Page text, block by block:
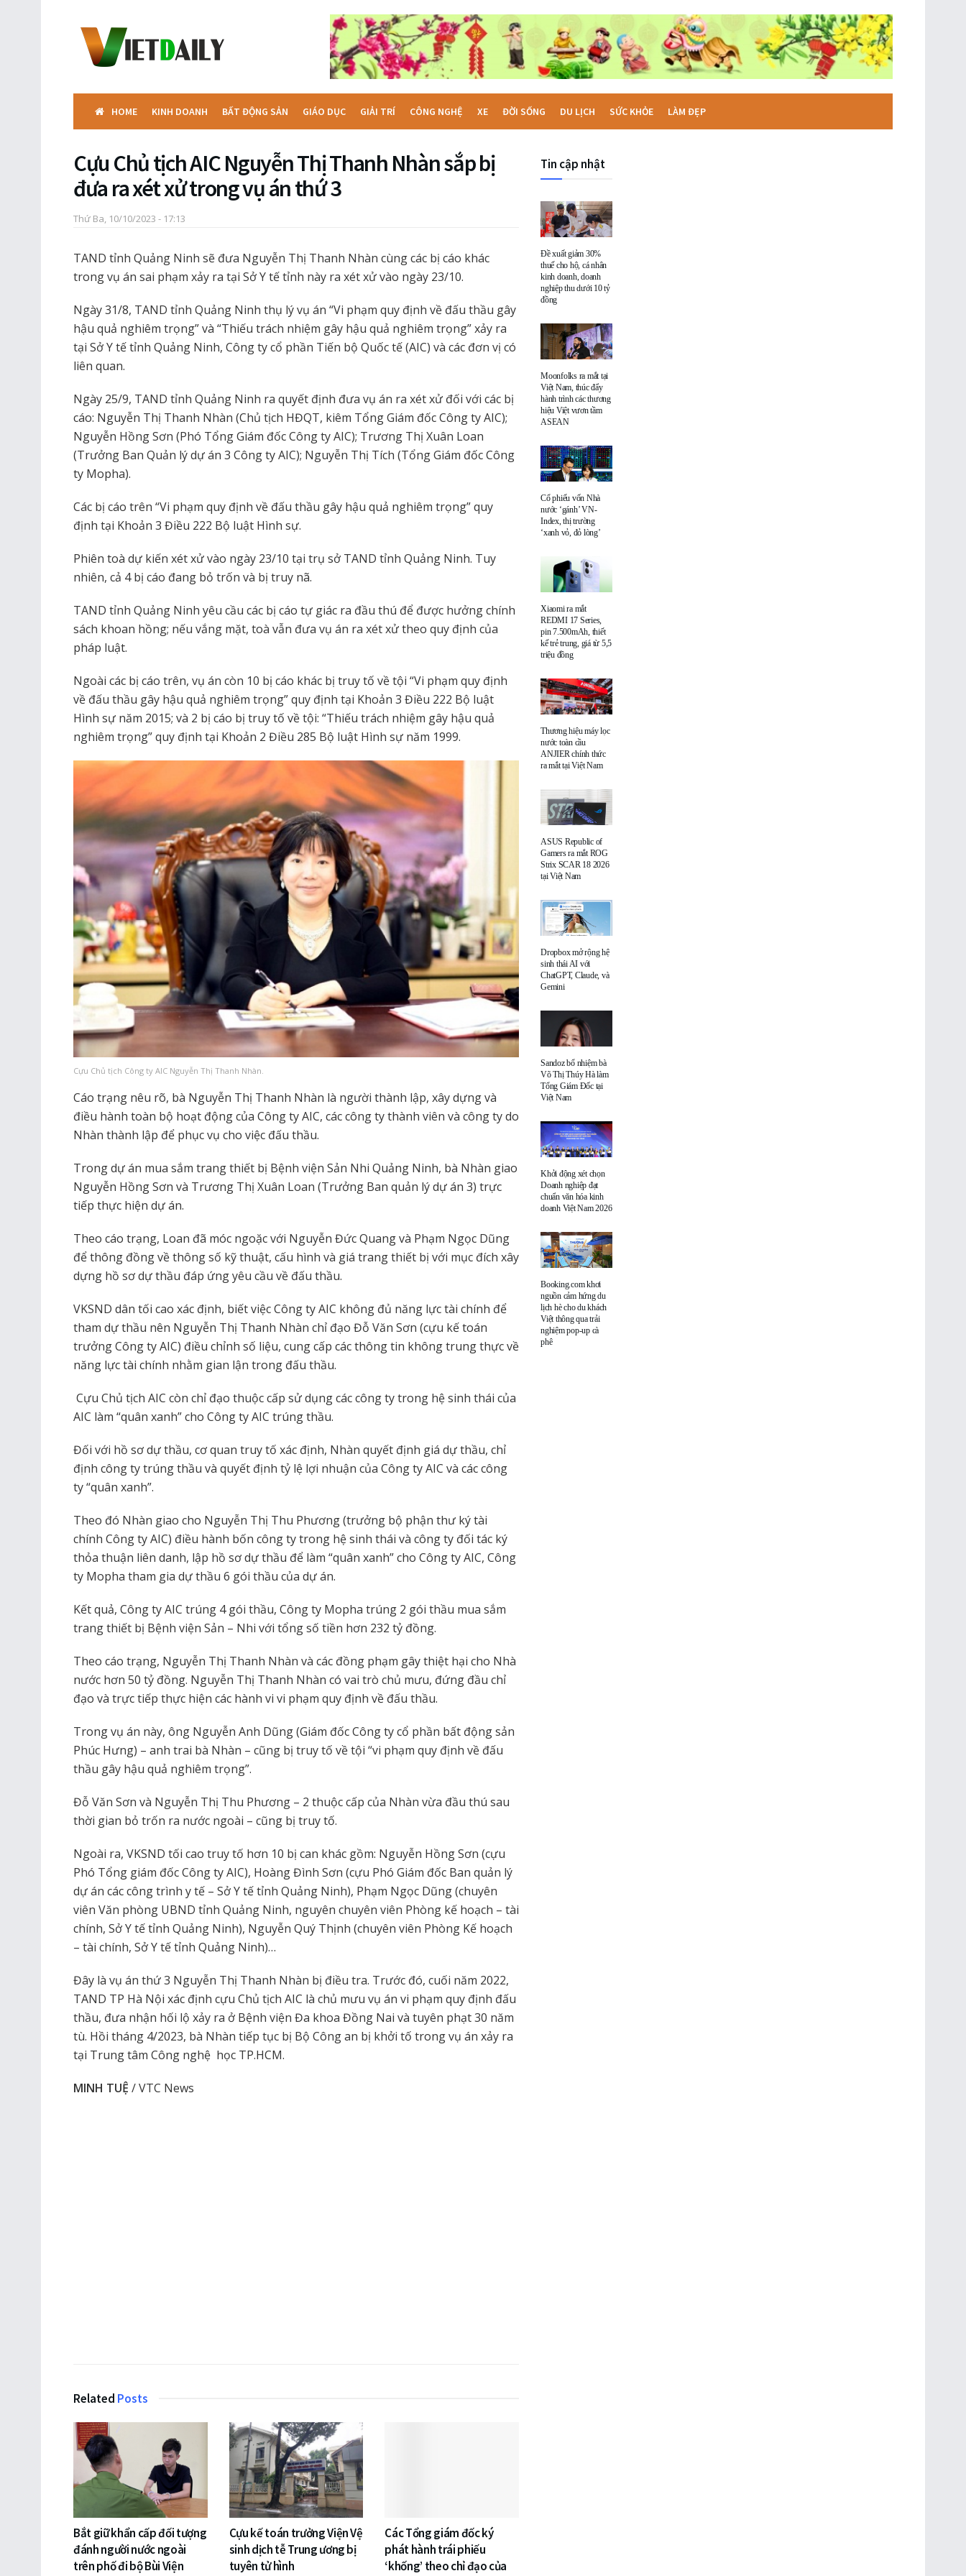
HOME KINH DOANH BẤT ĐỘNG SẢN GIÁO DỤC GIẢI TRÍ CÔNG NGHỆ XE ĐỜI SỐNG DU LỊCH SỨC KHỎE LÀM ĐẸP
Cựu Chủ tịch AIC Nguyễn Thị Thanh Nhàn sắp bị
đưa ra xét xử trong vụ án thứ 3
Thứ Ba, 10/10/2023 - 17:13
TAND tỉnh Quảng Ninh sẽ đưa Nguyễn Thị Thanh Nhàn cùng các bị cáo khác
trong vụ án sai phạm xảy ra tại Sở Y tế tỉnh này ra xét xử vào ngày 23/10.
Ngày 31/8, TAND tỉnh Quảng Ninh thụ lý vụ án “Vi phạm quy định về đấu thầu gây
hậu quả nghiêm trọng” và “Thiếu trách nhiệm gây hậu quả nghiêm trọng” xảy ra
tại Sở Y tế tỉnh Quảng Ninh, Công ty cổ phần Tiến bộ Quốc tế (AIC) và các đơn vị có
liên quan.
Ngày 25/9, TAND tỉnh Quảng Ninh ra quyết định đưa vụ án ra xét xử đối với các bị
cáo: Nguyễn Thị Thanh Nhàn (Chủ tịch HĐQT, kiêm Tổng Giám đốc Công ty AIC);
Nguyễn Hồng Sơn (Phó Tổng Giám đốc Công ty AIC); Trương Thị Xuân Loan
(Trưởng Ban Quản lý dự án 3 Công ty AIC); Nguyễn Thị Tích (Tổng Giám đốc Công
ty Mopha).
Các bị cáo trên “Vi phạm quy định về đấu thầu gây hậu quả nghiêm trọng” quy
định tại Khoản 3 Điều 222 Bộ luật Hình sự.
Phiên toà dự kiến xét xử vào ngày 23/10 tại trụ sở TAND tỉnh Quảng Ninh. Tuy
nhiên, cả 4 bị cáo đang bỏ trốn và bị truy nã.
TAND tỉnh Quảng Ninh yêu cầu các bị cáo tự giác ra đầu thú để được hưởng chính
sách khoan hồng; nếu vắng mặt, toà vẫn đưa vụ án ra xét xử theo quy định của
pháp luật.
Ngoài các bị cáo trên, vụ án còn 10 bị cáo khác bị truy tố về tội “Vi phạm quy định
về đấu thầu gây hậu quả nghiêm trọng” quy định tại Khoản 3 Điều 222 Bộ luật
Hình sự năm 2015; và 2 bị cáo bị truy tố về tội: “Thiếu trách nhiệm gây hậu quả
nghiêm trọng” quy định tại Khoản 2 Điều 285 Bộ luật Hình sự năm 1999.
Cựu Chủ tịch Công ty AIC Nguyễn Thị Thanh Nhàn.
Cáo trạng nêu rõ, bà Nguyễn Thị Thanh Nhàn là người thành lập, xây dựng và
điều hành toàn bộ hoạt động của Công ty AIC, các công ty thành viên và công ty do
Nhàn thành lập để phục vụ cho việc đấu thầu.
Trong dự án mua sắm trang thiết bị Bệnh viện Sản Nhi Quảng Ninh, bà Nhàn giao
Nguyễn Hồng Sơn và Trương Thị Xuân Loan (Trưởng Ban quản lý dự án 3) trực
tiếp thực hiện dự án.
Theo cáo trạng, Loan đã móc ngoặc với Nguyễn Đức Quang và Phạm Ngọc Dũng
để thông đồng về thông số kỹ thuật, cấu hình và giá trang thiết bị với mục đích xây
dựng hồ sơ dự thầu đáp ứng yêu cầu về đấu thầu.
VKSND dân tối cao xác định, biết việc Công ty AIC không đủ năng lực tài chính để
tham dự thầu nên Nguyễn Thị Thanh Nhàn chỉ đạo Đỗ Văn Sơn (cựu kế toán
trưởng Công ty AIC) điều chỉnh số liệu, cung cấp các thông tin không trung thực về
năng lực tài chính nhằm gian lận trong đấu thầu.
Cựu Chủ tịch AIC còn chỉ đạo thuộc cấp sử dụng các công ty trong hệ sinh thái của
AIC làm “quân xanh” cho Công ty AIC trúng thầu.
Đối với hồ sơ dự thầu, cơ quan truy tố xác định, Nhàn quyết định giá dự thầu, chỉ
định công ty trúng thầu và quyết định tỷ lệ lợi nhuận của Công ty AIC và các công
ty “quân xanh”.
Theo đó Nhàn giao cho Nguyễn Thị Thu Phương (trưởng bộ phận thư ký tài
chính Công ty AIC) điều hành bốn công ty trong hệ sinh thái và công ty đối tác ký
thỏa thuận liên danh, lập hồ sơ dự thầu để làm “quân xanh” cho Công ty AIC, Công
ty Mopha tham gia dự thầu 6 gói thầu của dự án.
Kết quả, Công ty AIC trúng 4 gói thầu, Công ty Mopha trúng 2 gói thầu mua sắm
trang thiết bị Bệnh viện Sản – Nhi với tổng số tiền hơn 232 tỷ đồng.
Theo cáo trạng, Nguyễn Thị Thanh Nhàn và các đồng phạm gây thiệt hại cho Nhà
nước hơn 50 tỷ đồng. Nguyễn Thị Thanh Nhàn có vai trò chủ mưu, đứng đầu chỉ
đạo và trực tiếp thực hiện các hành vi vi phạm quy định về đấu thầu.
Trong vụ án này, ông Nguyễn Anh Dũng (Giám đốc Công ty cổ phần bất động sản
Phúc Hưng) – anh trai bà Nhàn – cũng bị truy tố về tội “vi phạm quy định về đấu
thầu gây hậu quả nghiêm trọng”.
Đỗ Văn Sơn và Nguyễn Thị Thu Phương – 2 thuộc cấp của Nhàn vừa đầu thú sau
thời gian bỏ trốn ra nước ngoài – cũng bị truy tố.
Ngoài ra, VKSND tối cao truy tố hơn 10 bị can khác gồm: Nguyễn Hồng Sơn (cựu
Phó Tổng giám đốc Công ty AIC), Hoàng Đình Sơn (cựu Phó Giám đốc Ban quản lý
dự án các công trình y tế – Sở Y tế tỉnh Quảng Ninh), Phạm Ngọc Dũng (chuyên
viên Văn phòng UBND tỉnh Quảng Ninh, nguyên chuyên viên Phòng kế hoạch – tài
chính, Sở Y tế tỉnh Quảng Ninh), Nguyễn Quý Thịnh (chuyên viên Phòng Kế hoạch
– tài chính, Sở Y tế tỉnh Quảng Ninh)…
Đây là vụ án thứ 3 Nguyễn Thị Thanh Nhàn bị điều tra. Trước đó, cuối năm 2022,
TAND TP Hà Nội xác định cựu Chủ tịch AIC là chủ mưu vụ án vi phạm quy định đấu
thầu, đưa nhận hối lộ xảy ra ở Bệnh viện Đa khoa Đồng Nai và tuyên phạt 30 năm
tù. Hồi tháng 4/2023, bà Nhàn tiếp tục bị Bộ Công an bị khởi tố trong vụ án xảy ra
tại Trung tâm Công nghệ học TP.HCM.
MINH TUỆ / VTC News
Related Posts
Bắt giữ khẩn cấp đối tượng
đánh người nước ngoài
trên phố đi bộ Bùi Viện
Cựu kế toán trưởng Viện Vệ
sinh dịch tễ Trung ương bị
tuyên tử hình
Các Tổng giám đốc ký
phát hành trái phiếu
‘khống’ theo chỉ đạo của
Tin cập nhật
Đề xuất giảm 30%
thuế cho hộ, cá nhân
kinh doanh, doanh
nghiệp thu dưới 10 tỷ
đồng
Moonfolks ra mắt tại
Việt Nam, thúc đẩy
hành trình các thương
hiệu Việt vươn tầm
ASEAN
Cổ phiếu vốn Nhà
nước ‘gánh’ VN-
Index, thị trường
‘xanh vỏ, đỏ lòng’
Xiaomi ra mắt
REDMI 17 Series,
pin 7.500mAh, thiết
kế trẻ trung, giá từ 5,5
triệu đồng
Thương hiệu máy lọc
nước toàn cầu
ANJIER chính thức
ra mắt tại Việt Nam
ASUS Republic of
Gamers ra mắt ROG
Strix SCAR 18 2026
tại Việt Nam
Dropbox mở rộng hệ
sinh thái AI với
ChatGPT, Claude, và
Gemini
Sandoz bổ nhiệm bà
Võ Thị Thúy Hà làm
Tổng Giám Đốc tại
Việt Nam
Khởi động xét chọn
Doanh nghiệp đạt
chuẩn văn hóa kinh
doanh Việt Nam 2026
Booking.com khơi
nguồn cảm hứng du
lịch hè cho du khách
Việt thông qua trải
nghiệm pop-up cà
phê